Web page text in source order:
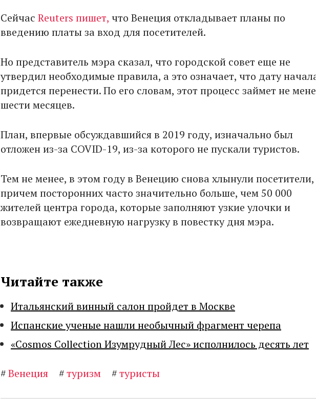
Сейчас Reuters пишет, что Венеция откладывает планы по
введению платы за вход для посетителей.
Но представитель мэра сказал, что городской совет еще не
утвердил необходимые правила, а это означает, что дату
придется перенести. По его словам, этот процесс займет не
шести месяцев.
План, впервые обсуждавшийся в 2019 году, изначально был
отложен из-за COVID-19, из-за которого не пускали туристов.
Тем не менее, в этом году в Венецию снова хлынули посетители,
причем посторонних часто значительно больше, чем 50 000
жителей центра города, которые заполняют узкие улочки и
возвращают ежедневную нагрузку в повестку дня мэра.
Читайте также
Итальянский винный салон пройдет в Москве
Испанские ученые нашли необычный фрагмент черепа
«Cosmos Collection Изумрудный Лес» исполнилось десять лет
#Венеция #туризм #туристы